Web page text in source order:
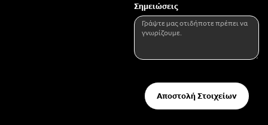
Σημειώσεις
Αποστολή Στοιχείων